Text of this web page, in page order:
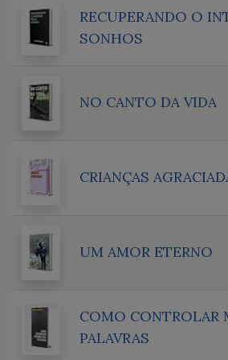
RECUPERANDO O
SONHOS
NO CANTO DA VIDA
CRIANÇAS
UM AMOR ETERNO
COMO CONTROLAR
PALAVRAS